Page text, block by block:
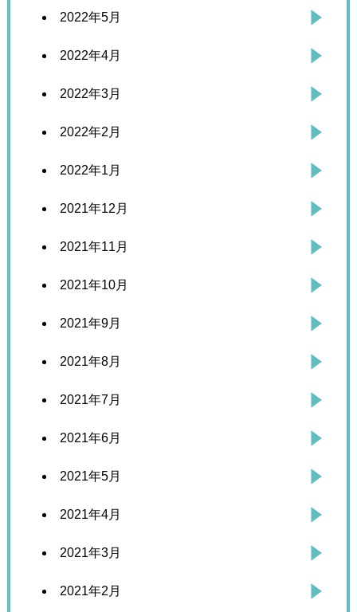
2022年5月
2022年4月
2022年3月
2022年2月
2022年1月
2021年12月
2021年11月
2021年10月
2021年9月
2021年8月
2021年7月
2021年6月
2021年5月
2021年4月
2021年3月
2021年2月